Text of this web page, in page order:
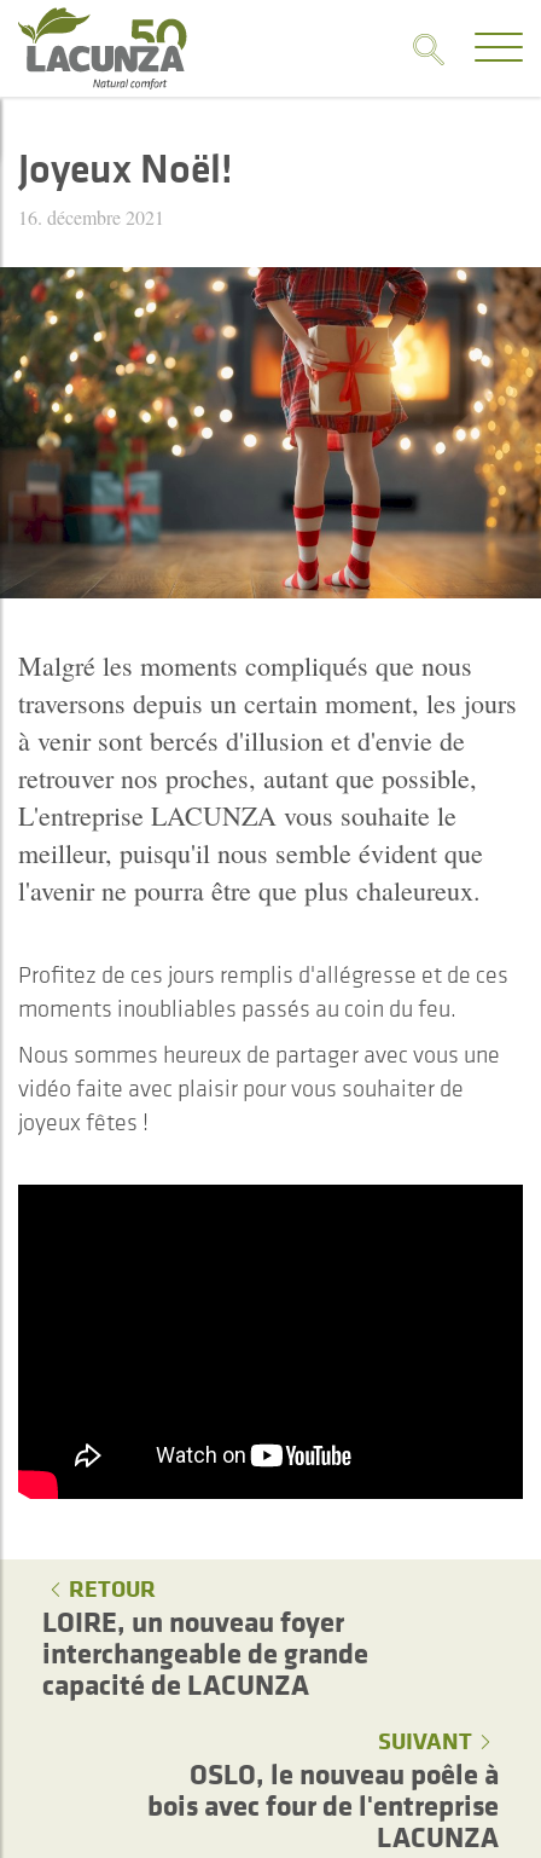
Joyeux Noël!
16. décembre 2021
Malgré les moments compliqués que nous
traversons depuis un certain moment, les jours
à venir sont bercés d'illusion et d'envie de
retrouver nos proches, autant que possible,
L'entreprise LACUNZA vous souhaite le
meilleur, puisqu'il nous semble évident que
l'avenir ne pourra être que plus chaleureux.
Profitez de ces jours remplis d'allégresse et de ces
moments inoubliables passés au coin du feu.
Nous sommes heureux de partager avec vous une
vidéo faite avec plaisir pour vous souhaiter de
joyeux fêtes !
RETOUR
LOIRE, un nouveau foyer
interchangeable de grande
capacité de LACUNZA
OSLO, le nouveau poêle à
bois avec four de l'entreprise
LACUNZA
SUIVANT